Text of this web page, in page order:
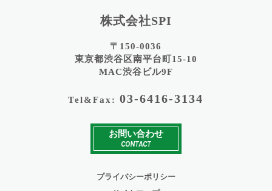
株式会社SPI
〒150-0036
東京都渋谷区南平台町15-10
MAC渋谷ビル9F
Tel&Fax:03-6416-3134
お問い合わせ
CONTACT
プライバシーポリシー